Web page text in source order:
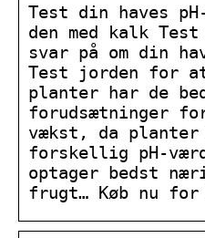
Test din haves
den med kalk
svar på om din
Test jorden for
planter har de
forudsætninger
vækst, da planter
forskellig pH-
optager bedst
frugt… Køb nu for